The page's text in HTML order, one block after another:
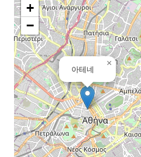
아테네
×
+
−